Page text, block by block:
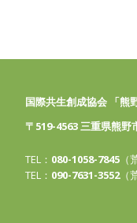
国際共生創成協会 「熊
〒519-4563 三重県熊野
TEL： 080-1058-7845 （
TEL： 090-7631-3552（